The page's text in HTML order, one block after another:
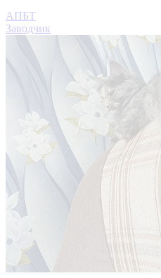
АПБТ
Заводчик